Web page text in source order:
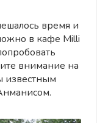
время и
в кафе Milli
внимание на
известным